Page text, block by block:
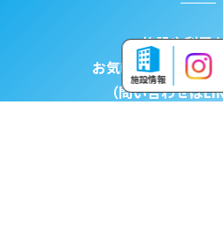
施設情報
施設や利用
お気軽にお問い合わ
（問い合わせは